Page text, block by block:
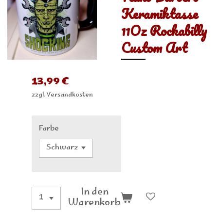
Keramiktasse
11Oz Rockabilly
Custom Art
13,99 €
zzgl. Versandkosten
Farbe
In den
Warenkorb